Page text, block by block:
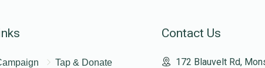
Tap & Donate
Contact Us
172 Blauvelt Rd,